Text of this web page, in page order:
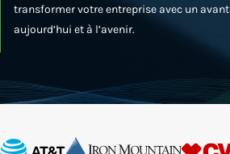
transformer votre entreprise avec un
aujourd’hui et à l’avenir.